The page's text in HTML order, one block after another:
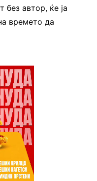
без автор, ќе ја
времето да